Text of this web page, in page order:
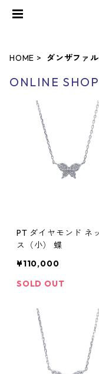
HOME ダンザファ
ONLINE
PT ダイヤモンド ネ
ス（小） 蝶
¥110,000
SOLD OUT